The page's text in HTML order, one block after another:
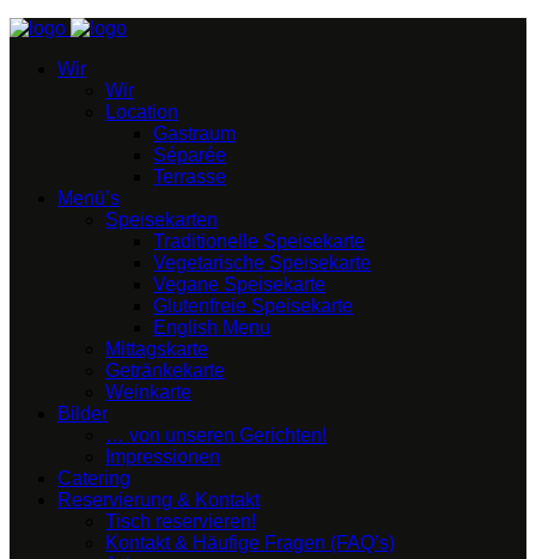
Wir
Wir
Location
Gastraum
Séparée
Terrasse
Menü’s
Speisekarten
Traditionelle Speisekarte
Vegetarische Speisekarte
Vegane Speisekarte
Glutenfreie Speisekarte
English Menu
Mittagskarte
Getränkekarte
Weinkarte
Bilder
… von unseren Gerichten!
Impressionen
Catering
Reservierung & Kontakt
Tisch reservieren!
Kontakt & Häufige Fragen (FAQ’s)